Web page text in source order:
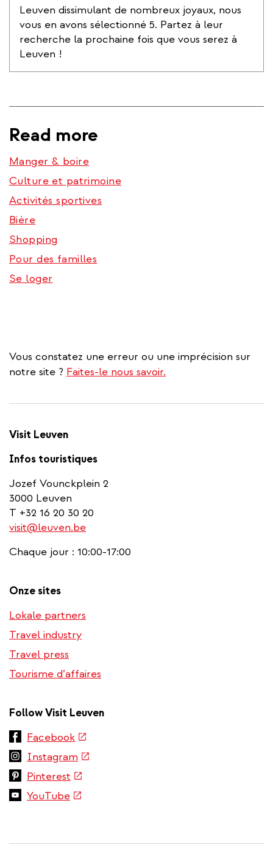
Leuven dissimulant de nombreux joyaux, nous
vous en avons sélectionné 5. Partez à leur
recherche la prochaine fois que vous serez à
Leuven !
Read more
Manger & boire
Culture et patrimoine
Activités sportives
Bière
Shopping
Pour des familles
Se loger
Vous constatez une erreur ou une imprécision sur
notre site ? Faites-le nous savoir.
Visit Leuven
Infos touristiques
Jozef Vounckplein 2
3000 Leuven
T +32 16 20 30 20
visit@leuven.be
Chaque jour : 10:00-17:00
Onze sites
Lokale partners
Travel industry
Travel press
Tourisme d’affaires
Follow Visit Leuven
Facebook(link
external)
Instagram (link
is
Pinterest (link
is
YouTube(link